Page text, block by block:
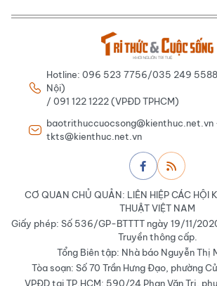
Hotline: 096 523 7756/035 249 5588
Nội)
/ 091 122 1222 (VPĐD TPHCM)
baotrithuccuocsong@kienthuc.net.vn
tkts@kienthuc.net.vn
CƠ QUAN CHỦ QUẢN: LIÊN HIỆP CÁC HỘI
THUẬT VIỆT NAM
Giấy phép: Số 536/GP-BTTTT ngày 19/11/
Truyền thông cấp.
Tổng Biên tập: Nhà báo Nguyễn Thị
Tòa soạn: Số 70 Trần Hưng Đạo, phường
VPĐD tại TP.HCM: 590/24 Phan Văn Trị,